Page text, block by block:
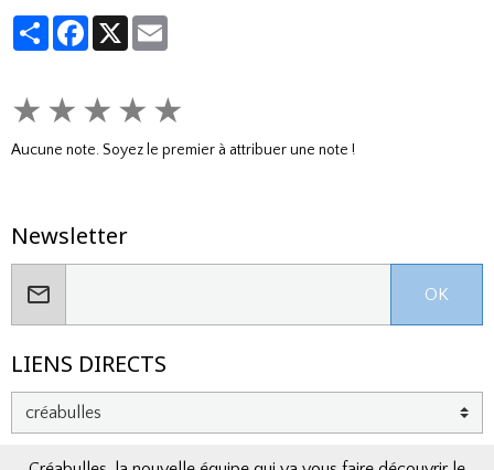
PartagerFacebook
X
★ ★ ★ ★ ★
Aucune note. Soyez le premier à attribuer une note !
Newsletter
OK
LIENS DIRECTS